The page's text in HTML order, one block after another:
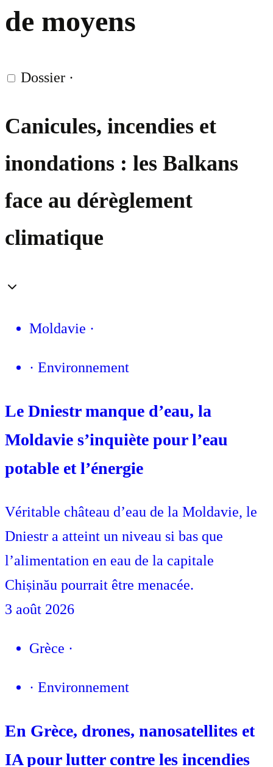
de moyens
Dossier ·
Canicules, incendies et
inondations : les Balkans
face au dérèglement
climatique
Moldavie ·
· Environnement
Le Dniestr manque d’eau, la
Moldavie s’inquiète pour l’eau
potable et l’énergie
Véritable château d’eau de la Moldavie, le
Dniestr a atteint un niveau si bas que
l’alimentation en eau de la capitale
Chișinău pourrait être menacée.
3 août 2026
Grèce ·
· Environnement
En Grèce, drones, nanosatellites et
IA pour lutter contre les incendies